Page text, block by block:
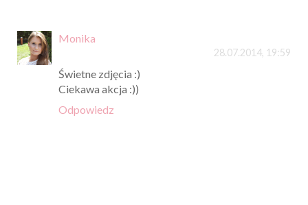
Monika
28.07.2014, 19:59
Świetne zdjęcia :)
Ciekawa akcja :))
Odpowiedz